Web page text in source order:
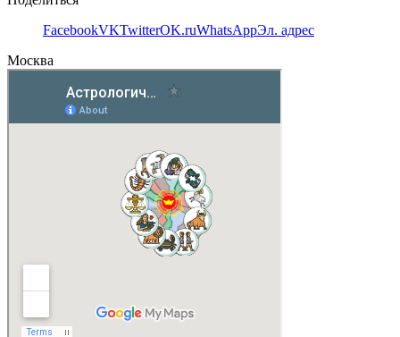
FacebookVKTwitterOK.ruWhatsAppЭл. адрес
Москва